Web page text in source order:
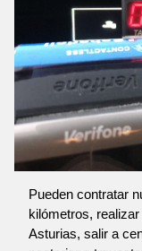
Pueden contratar
kilómetros,
Asturias, salir a